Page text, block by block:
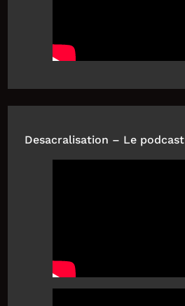
Desacralisation – Le podcast